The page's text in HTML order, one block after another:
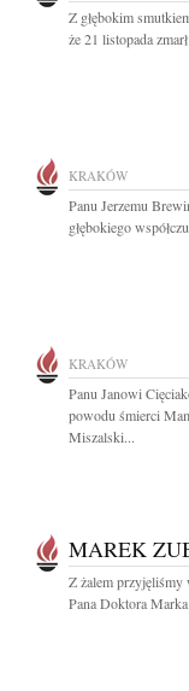
Z głębokim
że 21 listopada
KRAKÓW
Panu Jerzemu
głębokiego
KRAKÓW
Panu Janowi
powodu śmierci
Miszalski...
MAREK
Z żalem przyjęliśmy
Pana Doktora